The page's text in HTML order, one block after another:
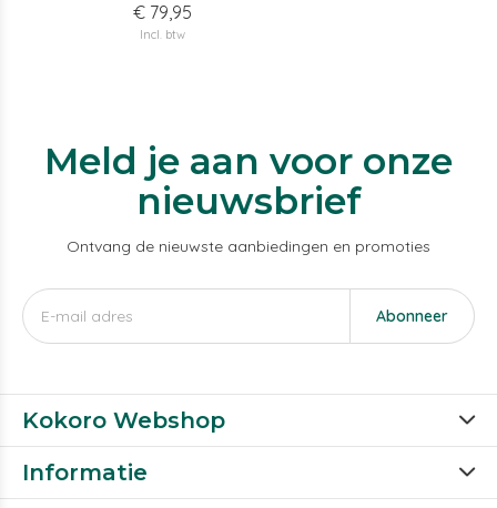
€ 79,95
Incl. btw
Meld je aan voor onze
nieuwsbrief
Ontvang de nieuwste aanbiedingen en promoties
Abonneer
Kokoro Webshop
Informatie